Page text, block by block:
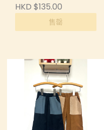
HKD $135.00
售罄